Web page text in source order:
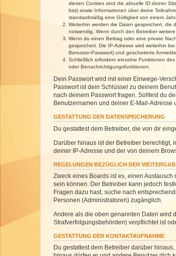
diesen Cookies sind die aktuelle ID deiner
bist) sowie Informationen über deine
standardmäßig eine Gültigkeit von einem
Weiterhin werden die Daten gespeichert, die
notwendig. Wenn durch den Betreiber
Wenn du einen Beitrag oder eine private
gespeichert. Die IP-Adresse wird weiterhin
Benutzer-Passwort) und gescheiterte
Schließlich erfordern einzelne Funktionen
oder Benachrichtigungsfunktionen.
Dein Passwort wird mit einer Einwege-
Passwort ist dein Schlüssel zu deinem
nach deinem Passwort fragen. Solltest du
Benutzernamen und deiner E-Mail-
GESTATTUNG DER DATENSPEICHERUNG
Du gestattest dem Betreiber, die von dir
Darüber hinaus ist der Betreiber berechtigt,
deiner IP-Adresse und der von deinem
REGELUNGEN BEZÜGLICH DER
Zweck eines Boards ist es, einen
sein können. Der Betreiber kann jedoch
Fragen dazu hast, suche nach
Personen (Administratoren) zugänglich.
Andere als die oben genannten Daten wird
Strafverfolgungsbehörden) verpflichtet ist
GESTATTUNG DER KONTAKTAUFNAHME
Du gestattest dem Betreiber darüber